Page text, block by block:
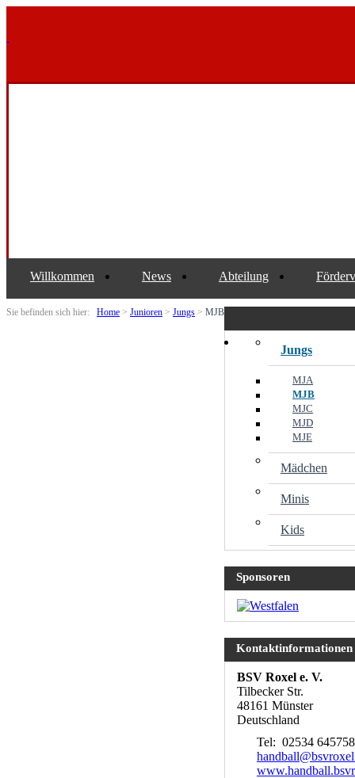
Willkommen News Abteilung
Sie befinden sich hier: Home > Junioren > Jungs > MJB
Jungs
MJA
MJB
MJC
MJD
MJE
Mädchen
Minis
Kids
Sponsoren
Kontaktinformationen
BSV Roxel e. V.
Tilbecker Str.
48161 Münster
Deutschland
Tel: 02534 645758